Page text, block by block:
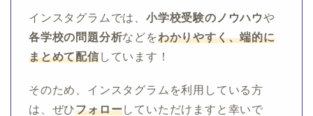
インスタグラムでは、 小学校受験のノウハウや
各学校の問題分析などをわかりやすく、端的に
まとめて配信しています！
そのため、インスタグラムを利用している方
は、ぜひフォローしていただけますと幸いで